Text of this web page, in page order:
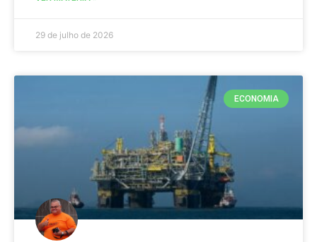
29 de julho de 2026
ECONOMIA